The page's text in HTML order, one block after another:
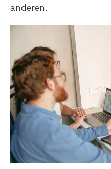
anderen.